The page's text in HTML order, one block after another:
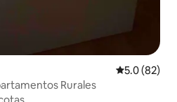
Calificación
5.0 (82)
Rurales